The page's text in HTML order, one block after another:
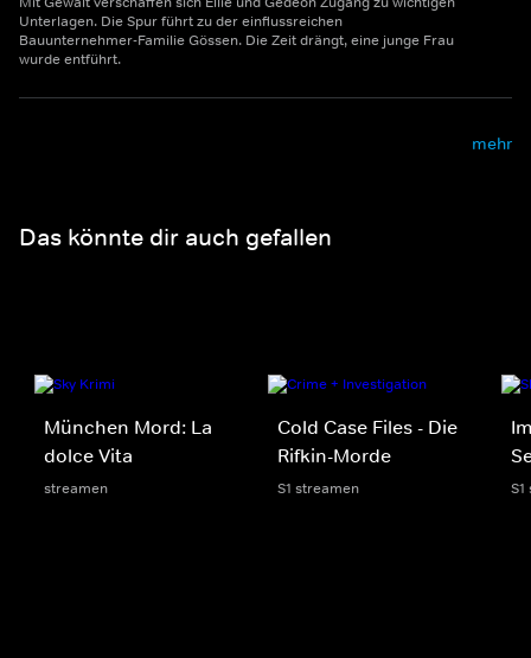
Unterlagen. Die Spur führt zu der einflussreichen
Bauunternehmer-Familie Gössen. Die Zeit drängt, eine junge Frau
wurde entführt.
mehr
Das könnte dir auch gefallen
München Mord: La
dolce Vita
streamen
Cold Case Files - Die
Rifkin-Morde
S1 streamen